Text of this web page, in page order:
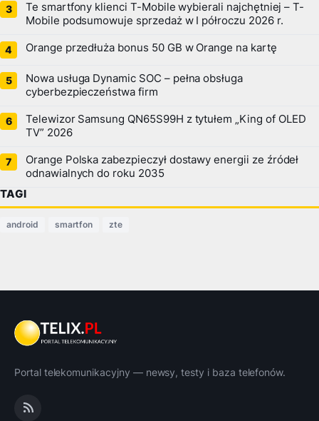
Te smartfony klienci T-Mobile wybierali najchętniej – T-
Mobile podsumowuje sprzedaż w I półroczu 2026 r.
Orange przedłuża bonus 50 GB w Orange na kartę
Nowa usługa Dynamic SOC – pełna obsługa
cyberbezpieczeństwa firm
Telewizor Samsung QN65S99H z tytułem „King of OLED
TV” 2026
Orange Polska zabezpieczył dostawy energii ze źródeł
odnawialnych do roku 2035
TAGI
android smartfon zte
Portal telekomunikacyjny — newsy, testy i baza telefonów.